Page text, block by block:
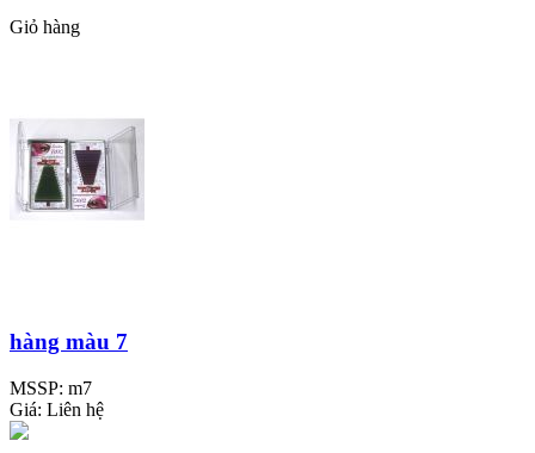
Giỏ hàng
hàng màu 7
MSSP: m7
Giá: Liên hệ